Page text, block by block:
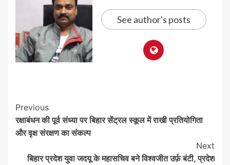
See author's posts
Post
Navigation
Previous
रक्षाबंधन की पूर्व संध्या पर बिहार सेंट्रल स्कूल में राखी प्रतियोगिता
और वृक्ष संरक्षण का संकल्प
Next
बिहार प्रदेश युवा जदयू के महासचिव बने विश्वजीत उर्फ़ बंटी, प्रदेश